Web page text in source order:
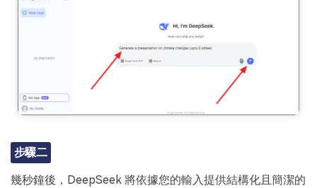
步驟二
幾秒鐘後，DeepSeek 將依據您的輸入提供結構化且簡潔的